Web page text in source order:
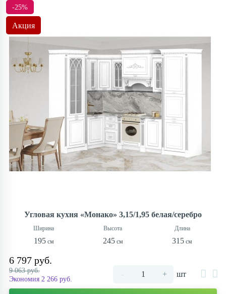
-25%
Акция
Угловая кухня «Монако» 3,15/1,95 белая/серебро
195 245 315
6 797 руб.
9 063 руб.
Экономия 2 266 руб.
- + шт